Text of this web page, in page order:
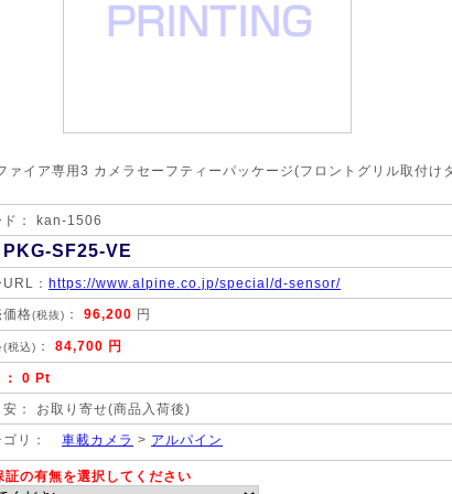
ァイア専用3 カメラセーフティーパッケージ(フロントグリル取付け
ド： kan-1506
PKG-SF25-VE
： https://www.alpine.co.jp/special/d-sensor/
価格(税抜) ： 96,200 円
(税込) ： 84,700 円
： 0 Pt
安： お取り寄せ(商品入荷後)
リ： 車載カメラ > アルパイン
証の有無を選択してください